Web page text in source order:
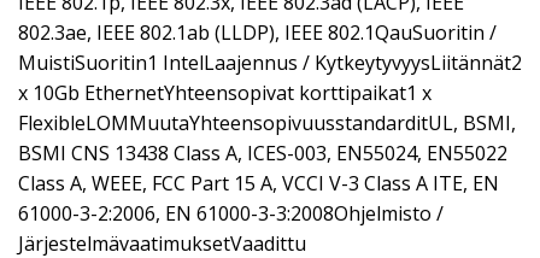
802.3ae, IEEE 802.1ab (LLDP), IEEE 802.1QauSuoritin /
MuistiSuoritin1 IntelLaajennus / KytkeytyvyysLiitännät2
x 10Gb EthernetYhteensopivat korttipaikat1 x
FlexibleLOMMuutaYhteensopivuusstandarditUL, BSMI,
BSMI CNS 13438 Class A, ICES-003, EN55024, EN55022
Class A, WEEE, FCC Part 15 A, VCCI V-3 Class A ITE, EN
61000-3-2:2006, EN 61000-3-3:2008Ohjelmisto /
JärjestelmävaatimuksetVaadittu